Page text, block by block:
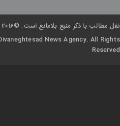
نقل مطالب با ذکر منبع بلامانع است. ©2016
News Agency. All Rights
Reserved